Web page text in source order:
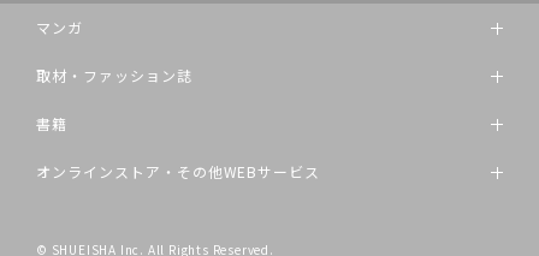
マンガ
取材・ファッション誌
書籍
オンラインストア・その他WEBサービス
© SHUEISHA Inc. All Rights Reserved.